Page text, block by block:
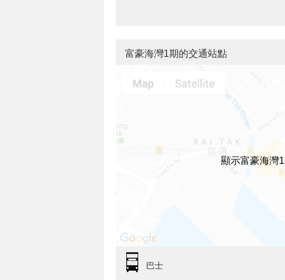
富豪海灣1期的交通站點
顯示富豪海灣
巴士